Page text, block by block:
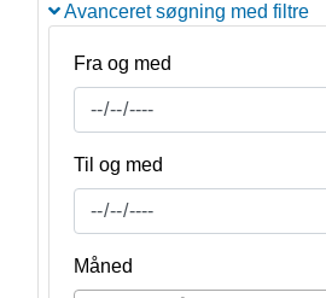
Avanceret søgning med filtre
Fra og med
Til og med
Måned